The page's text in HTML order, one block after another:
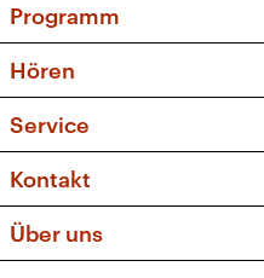
Programm
Sendungen und
Musikliste
Kakadu – Das
Hören
Frequenzen (UKW
Service
FAQ
Apps
Newsletter
Kontakt
Social Media
Über uns